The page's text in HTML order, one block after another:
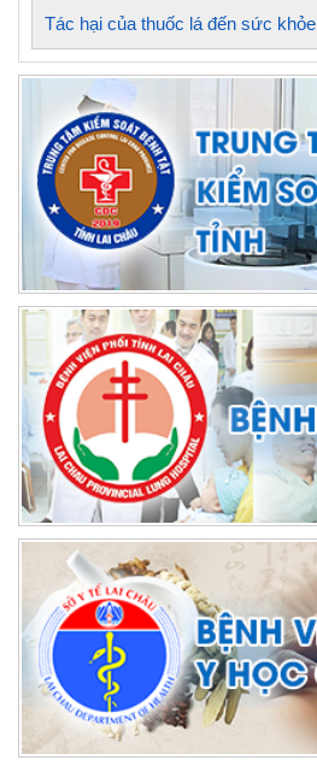
Tác hại của thuốc lá đến sức khỏe